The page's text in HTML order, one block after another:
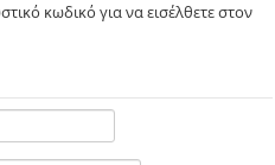
κωδικό για να εισέλθετε στον